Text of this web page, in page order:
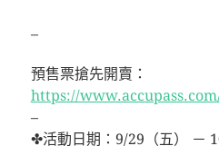
–
預售票搶先開賣：
https://
–
✤活動日期：9/29（五） －